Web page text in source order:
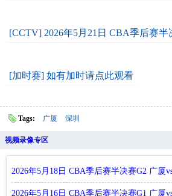
[CCTV] 2026年5月21日 CBA季后赛
[加时赛] 如有加时请点此观看
Tags: 广厦 深圳
视频录像专区
2026年5月18日 CBA季后赛半决赛G2 广厦
2026年5月16日 CBA季后赛半决赛G1 广厦